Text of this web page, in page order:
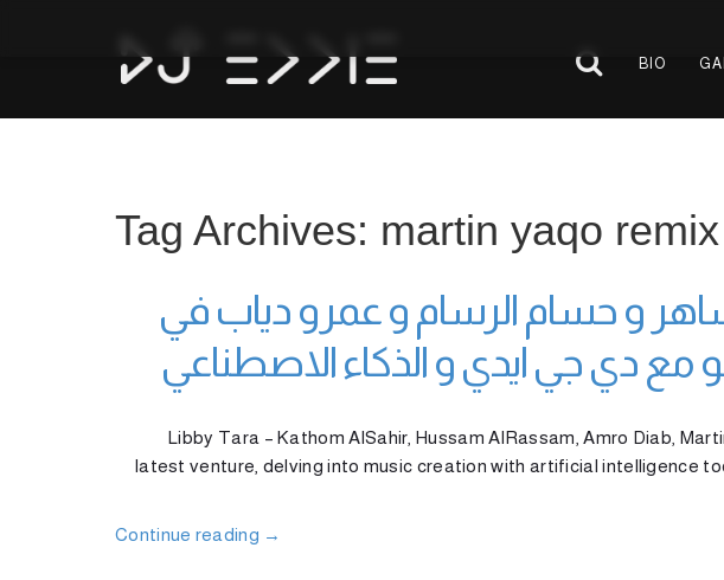
BIO
Tag Archives: martin yaqo remix
و حسام الرسام و عمرو دياب في
مع دي جي ايدي و الذكاء الاصطناعي
Libby Tara – Kathom AlSahir, Hussam AlRassam, Amro Diab,
latest venture, delving into music creation with artificial intelligence
Continue reading →